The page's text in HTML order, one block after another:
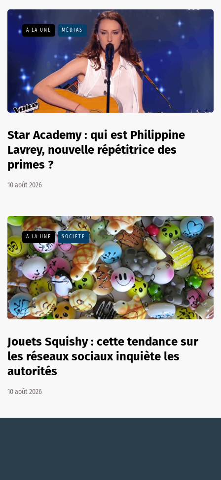
A LA UNE MÉDIAS
Star Academy : qui est Philippine
Lavrey, nouvelle répétitrice des
primes ?
10 août 2026
A LA UNE SOCIÉTÉ
Jouets Squishy : cette tendance sur
les réseaux sociaux inquiète les
autorités
10 août 2026